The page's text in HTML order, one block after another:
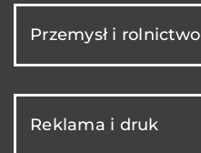
Przemysł i rolnictwo
Reklama i druk